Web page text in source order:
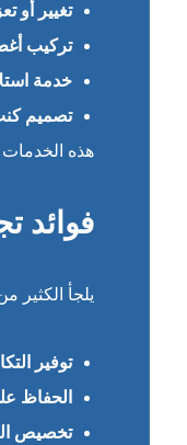
تغيير أو
تركيب
خدمة
تصميم
هذه
فوائد
يلجأ الكثير
توفير
الحفاظ
تخصيص